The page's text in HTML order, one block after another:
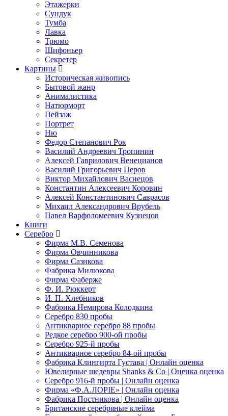
Этажерки
Сундук
Тумба
Лавка
Трюмо
Шифоньер
Секретер
Картины
Историческая живопись
Бытовой жанр
Анималистика
Натюрморт
Пейзаж
Портрет
Ню
Федор Степанович Рок
Василий Андреевич Тропинин
Алексей Гаврилович Венецианов
Василий Григорьевич Перов
Виктор Михайлович Васнецов
Константин Алексеевич Коровин
Алексей Константинович Саврасов
Михаил Александрович Врубель
Павел Варфоломеевич Кузнецов
Книги
Серебро
Фирма М.В. Семенова
Фирма Овчинникова
Фирма Сазикова
Фабрика Милюкова
Фирма Фаберже
Ф. И. Рюккерт
И. П. Хлебников
Фабрика Немирова Колодкина
Серебро 830 пробы
Антикварное серебро 88 пробы
Редкое серебро 900-ой пробы
Серебро 925-й пробы
Антикварное серебро 84-ой пробы
Фабрика Клингирта Густава | Онлайн оценка
Ювелирные шедевры Shanks & Co | Оценка оценка
Серебро 916-й пробы | Онлайн оценка
Фирма «Ф.А.ЛОРIЕ» | Онлайн оценка
Фабрика Постникова | Онлайн оценка
Британские серебряные клейма